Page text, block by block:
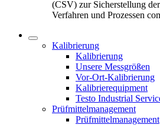
(CSV) zur Sicherstellung
Verfahren und Prozessen
Kalibrierung
Kalibrierung
Unsere Messgrößen
Vor-Ort-Kalibrierung
Kalibrierequipment
Testo Industrial
Prüfmittelmanagement
Prüfmittelmanagement